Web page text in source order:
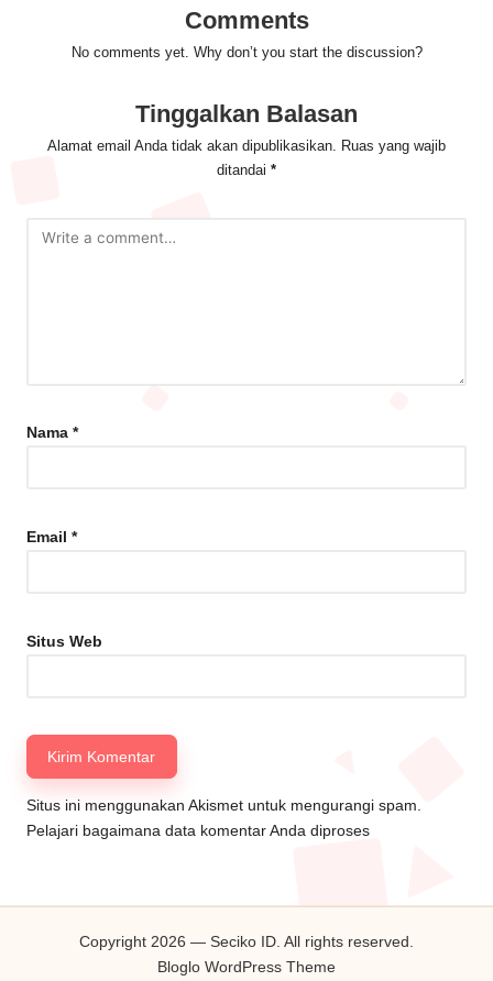
Comments
No comments yet. Why don’t you start the discussion?
Tinggalkan Balasan
Alamat email Anda tidak akan dipublikasikan. Ruas yang wajib
ditandai *
Nama *
Email *
Situs Web
Situs ini menggunakan Akismet untuk mengurangi spam.
Pelajari bagaimana data komentar Anda diproses
Copyright 2026 — Seciko ID. All rights reserved.
Bloglo WordPress Theme